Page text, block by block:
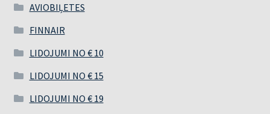
AVIOBIĻETES
FINNAIR
LIDOJUMI NO € 10
LIDOJUMI NO € 15
LIDOJUMI NO € 19